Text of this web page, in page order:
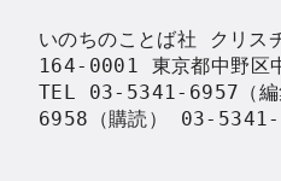
いのちのことば社 クリス
164-0001 東京都中野区
TEL 03-5341-6957（
6958（購読） 03-5341-